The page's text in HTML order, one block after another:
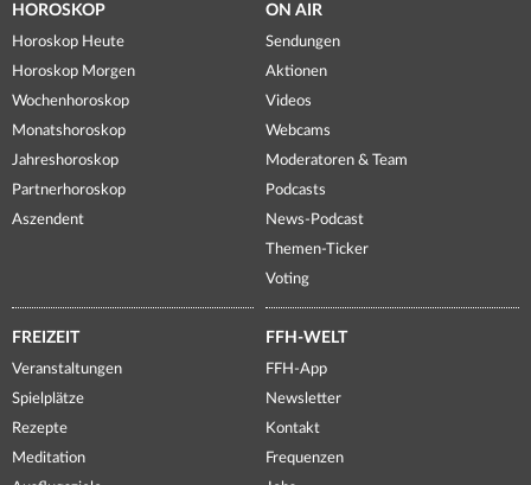
HOROSKOP
Horoskop Heute
Horoskop Morgen
Wochenhoroskop
Monatshoroskop
Jahreshoroskop
Partnerhoroskop
Aszendent
ON AIR
Sendungen
Aktionen
Videos
Webcams
Moderatoren & Team
Podcasts
News-Podcast
Themen-Ticker
Voting
FREIZEIT
Veranstaltungen
Spielplätze
Rezepte
Meditation
FFH-WELT
FFH-App
Newsletter
Kontakt
Frequenzen